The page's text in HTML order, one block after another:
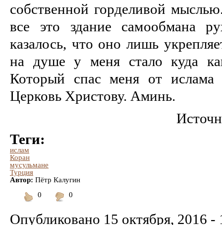
собственной горделивой
все это здание самообмана
казалось, что оно лишь
на душе у меня стало куда
Который спас меня от
Церковь Христову. Аминь.
Теги:
ислам
Коран
мусульмане
Турция
Автор: Пётр Калугин
0
0
Опубликовано 15 октября, 2016 -